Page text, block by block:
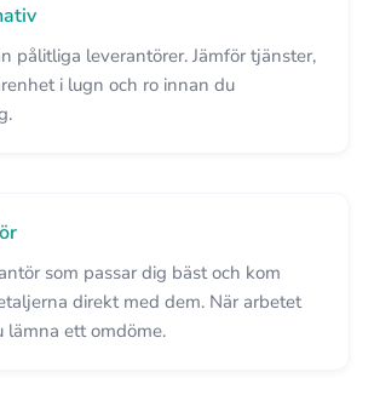
pålitliga leverantörer. Jämför tjänster,
i lugn och ro innan du
som passar dig bäst och kom
direkt med dem. När arbetet
lämna ett omdöme.